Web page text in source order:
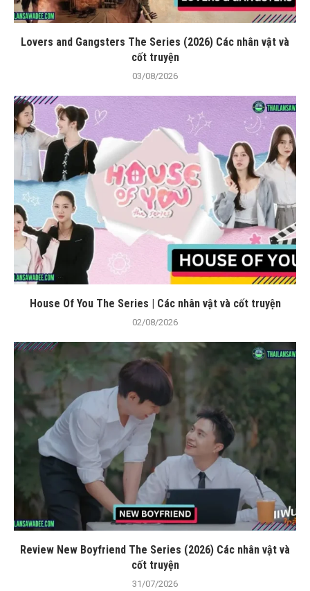
Lovers and Gangsters The Series (2026) Các nhân vật và
cốt truyện
03/08/2026
House Of You The Series | Các nhân vật và cốt truyện
02/08/2026
Review New Boyfriend The Series (2026) Các nhân vật và
cốt truyện
31/07/2026